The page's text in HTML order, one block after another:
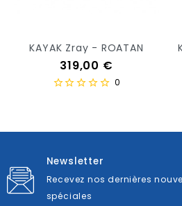
KAYAK Zray - ROATAN
Prix
319,00 €
0
Newsletter
Recevez nos dernières
spéciales